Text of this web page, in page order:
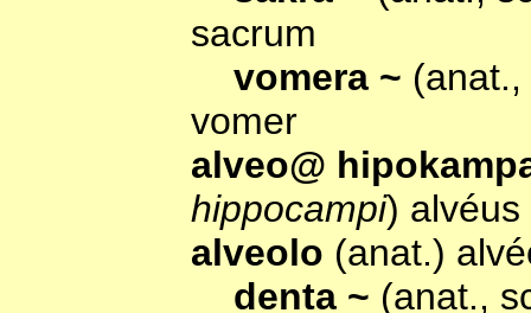
sacrum
vomera ~
vomer
alveo@
hippocampi) alvéus
alveolo (anat.)
denta ~ (anat.,